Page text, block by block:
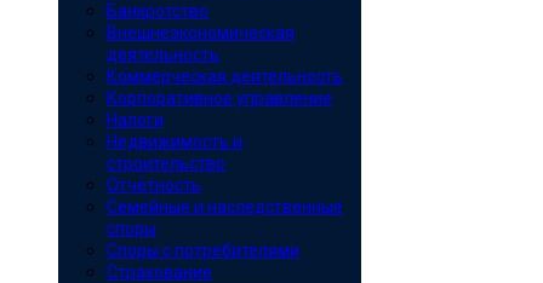
Банкротство
Внешнеэкономическая
деятельность
Коммерческая деятельность
Корпоративное управление
Налоги
Недвижимость и
строительство
Отчётность
Семейные и наследственные
споры
Споры с потребителями
Страхование